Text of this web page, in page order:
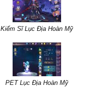
Kiếm Sĩ Lục Địa Hoàn Mỹ
PET Lục Địa Hoàn Mỹ